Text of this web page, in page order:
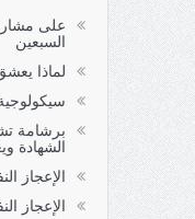
على
السبعين
لماذا
برشامة
الشهادة
الإعجاز
الإعجاز